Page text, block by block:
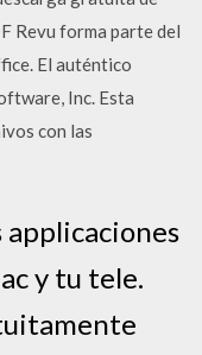
Revu forma parte del
El auténtico
Inc. Esta
con las
applicaciones
y tu tele.